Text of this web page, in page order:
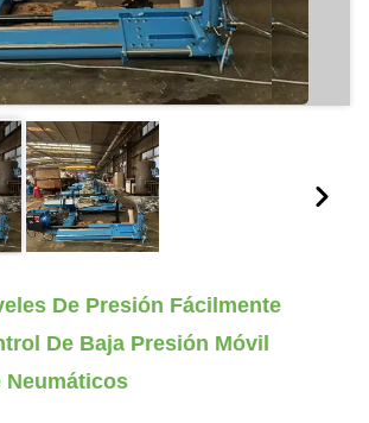
De Presión Fácilmente
De Baja Presión Móvil
Neumáticos